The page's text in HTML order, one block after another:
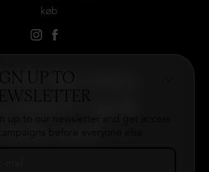
UP TO
køb
dig vores
og få